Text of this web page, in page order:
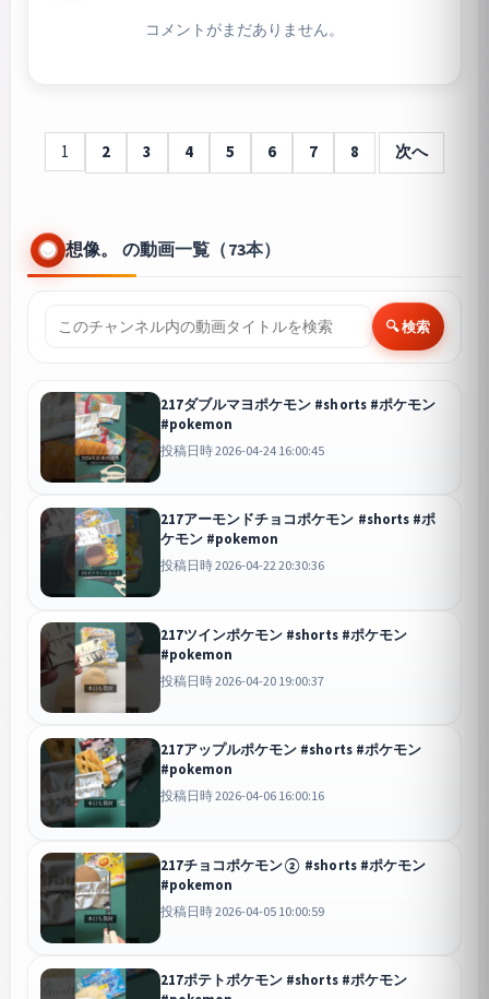
コメントがまだありません。
1 2 3 4 5 6 7 8 次へ
想像。 の動画一覧（73本）
🔍 検索
217ダブルマヨポケモン #shorts #ポケモン
#pokemon
投稿日時 2026-04-24 16:00:45
217アーモンドチョコポケモン #shorts #ポ
ケモン #pokemon
投稿日時 2026-04-22 20:30:36
217ツインポケモン #shorts #ポケモン
#pokemon
投稿日時 2026-04-20 19:00:37
217アップルポケモン #shorts #ポケモン
#pokemon
投稿日時 2026-04-06 16:00:16
217チョコポケモン② #shorts #ポケモン
#pokemon
投稿日時 2026-04-05 10:00:59
217ポテトポケモン #shorts #ポケモン